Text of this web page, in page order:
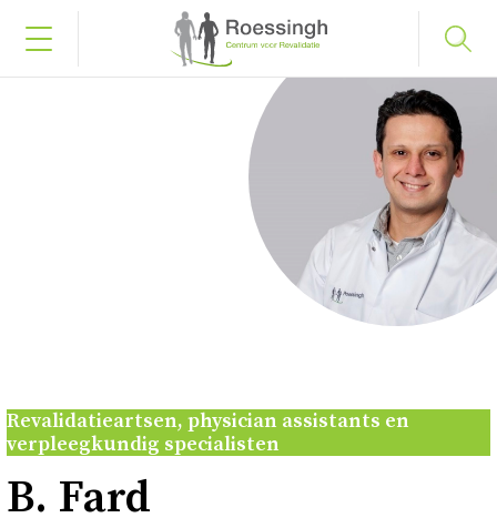
Werken en leren
Over
Revalidatieartsen, physician assistants en
verpleegkundig specialisten
B. Fard